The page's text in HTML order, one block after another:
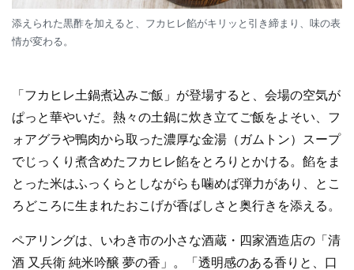
添えられた黒酢を加えると、フカヒレ餡がキリッと引き締まり、味の表
情が変わる。
「フカヒレ土鍋煮込みご飯」が登場すると、会場の空気が
ぱっと華やいだ。熱々の土鍋に炊き立てご飯をよそい、フ
ォアグラや鴨肉から取った濃厚な金湯（ガムトン）スープ
でじっくり煮含めたフカヒレ餡をとろりとかける。餡をま
とった米はふっくらとしながらも噛めば弾力があり、とこ
ろどころに生まれたおこげが香ばしさと奥行きを添える。
ペアリングは、いわき市の小さな酒蔵・四家酒造店の「清
酒 又兵衛 純米吟醸 夢の香」。「透明感のある香りと、口